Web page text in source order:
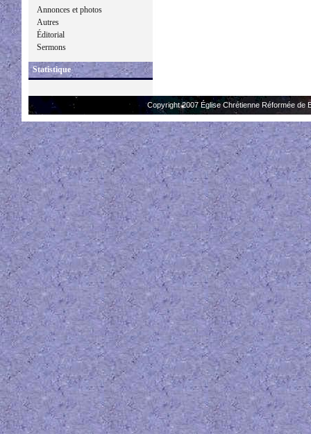
Annonces et photos
Autres
Éditorial
Sermons
Statistique
Copyright 2007 Église Chrétienne Réformée de